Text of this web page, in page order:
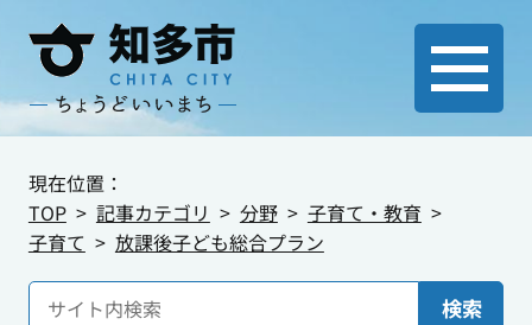
現在位置：
TOP
記事カテゴリ 分野
子育て・教育
子育て
放課後子ども総合プラン
検索